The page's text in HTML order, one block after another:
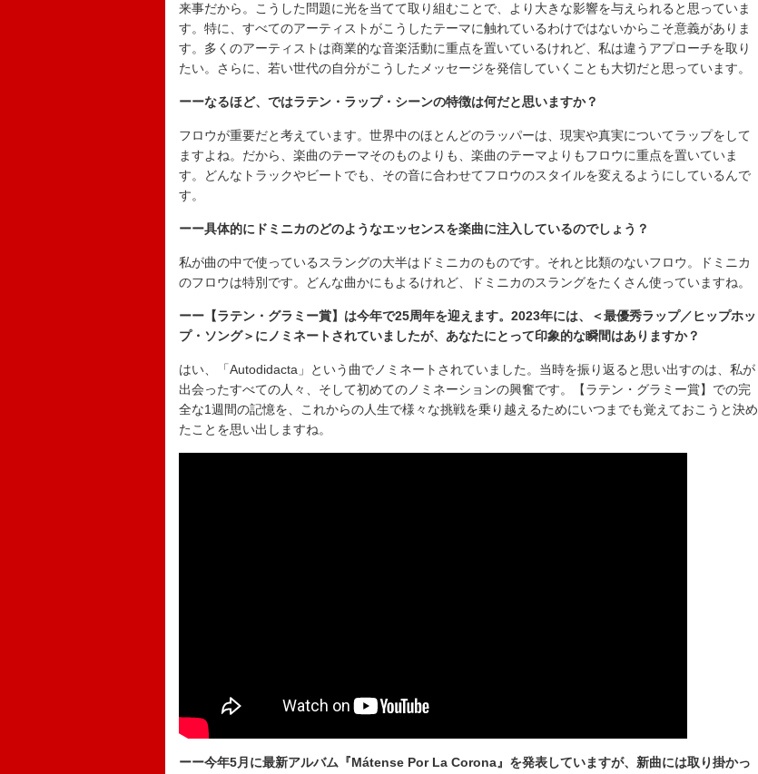
来事だから。こうした問題に光を当てて取り組むことで、より大きな影響を与えられると思っていま
す。特に、すべてのアーティストがこうしたテーマに触れているわけではないからこそ意義がありま
す。多くのアーティストは商業的な音楽活動に重点を置いているけれど、私は違うアプローチを取り
たい。さらに、若い世代の自分がこうしたメッセージを発信していくことも大切だと思っています。
ーーなるほど、ではラテン・ラップ・シーンの特徴は何だと思いますか？
フロウが重要だと考えています。世界中のほとんどのラッパーは、現実や真実についてラップをして
ますよね。だから、楽曲のテーマそのものよりも、楽曲のテーマよりもフロウに重点を置いていま
す。どんなトラックやビートでも、その音に合わせてフロウのスタイルを変えるようにしているんで
す。
ーー具体的にドミニカのどのようなエッセンスを楽曲に注入しているのでしょう？
私が曲の中で使っているスラングの大半はドミニカのものです。それと比類のないフロウ。ドミニカ
のフロウは特別です。どんな曲かにもよるけれど、ドミニカのスラングをたくさん使っていますね。
ーー【ラテン・グラミー賞】は今年で25周年を迎えます。2023年には、＜最優秀ラップ／ヒップホッ
プ・ソング＞にノミネートされていましたが、あなたにとって印象的な瞬間はありますか？
はい、「Autodidacta」という曲でノミネートされていました。当時を振り返ると思い出すのは、私が
出会ったすべての人々、そして初めてのノミネーションの興奮です。【ラテン・グラミー賞】での完
全な1週間の記憶を、これからの人生で様々な挑戦を乗り越えるためにいつまでも覚えておこうと決め
たことを思い出しますね。
ーー今年5月に最新アルバム『Mátense Por La Corona』を発表していますが、新曲には取り掛かっ